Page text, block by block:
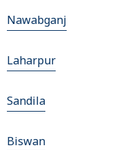
Nawabganj
Laharpur
Sandila
Biswan